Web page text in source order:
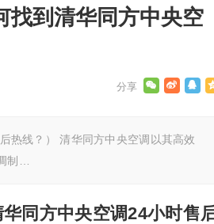
找到清华同方中央空
热线？） 清华同方中央空调以其高效
制…
同方中央空调24小时售